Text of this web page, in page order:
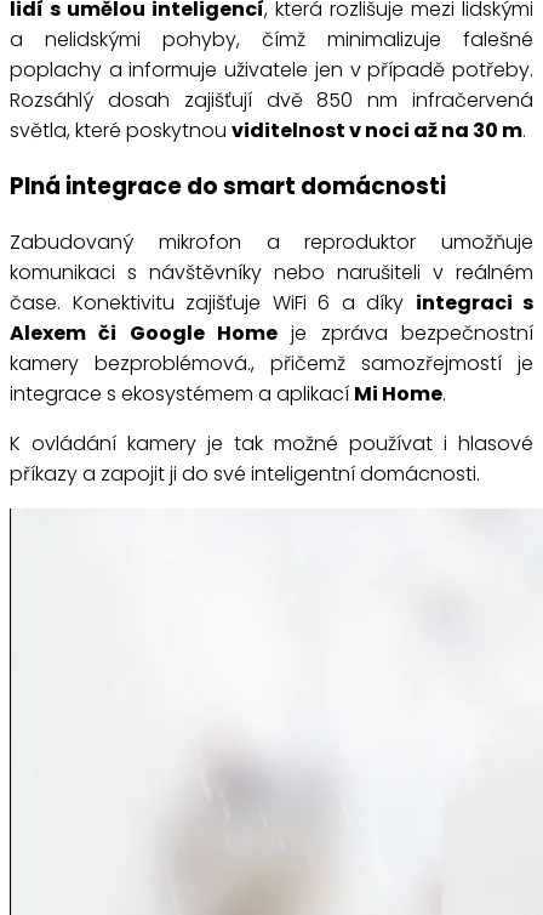
lidí s umělou inteligencí, která rozlišuje mezi lidskými
a nelidskými pohyby, čímž minimalizuje falešné
poplachy a informuje uživatele jen v případě potřeby.
Rozsáhlý dosah zajišťují dvě 850 nm infračervená
světla, které poskytnou viditelnost v noci až na 30 m.
Plná integrace do smart domácnosti
Zabudovaný mikrofon a reproduktor umožňuje
komunikaci s návštěvníky nebo narušiteli v reálném
čase. Konektivitu zajišťuje WiFi 6 a díky integraci s
Alexem či Google Home je zpráva bezpečnostní
kamery bezproblémová., přičemž samozřejmostí je
integrace s ekosystémem a aplikací Mi Home.
K ovládání kamery je tak možné používat i hlasové
příkazy a zapojit ji do své inteligentní domácnosti.